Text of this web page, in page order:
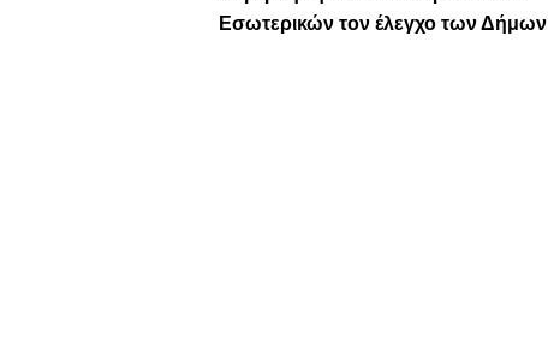
Εσωτερικών τον έλεγχο των Δήμων